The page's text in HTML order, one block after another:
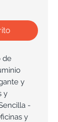
de
y
y
-
y